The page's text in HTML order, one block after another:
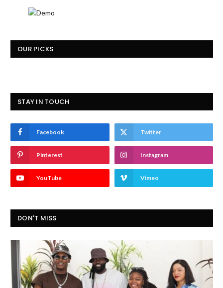
OUR PICKS
STAY IN TOUCH
Facebook Twitter
Pinterest Instagram
YouTube Vimeo
DON'T MISS